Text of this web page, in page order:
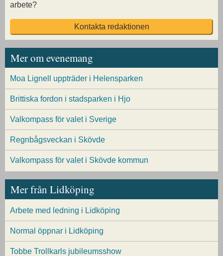
arbete?
Kontakta redaktionen
Mer om evenemang
Moa Lignell uppträder i Helensparken
Brittiska fordon i stadsparken i Hjo
Valkompass för valet i Sverige
Regnbågsveckan i Skövde
Valkompass för valet i Skövde kommun
Mer från Lidköping
Arbete med ledning i Lidköping
Normal öppnar i Lidköping
Tobbe Trollkarls jubileumsshow